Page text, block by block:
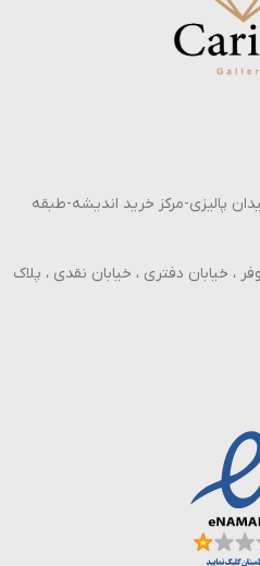
پالیزی-مرکز خرید اندیشه-طبقه
، خیابان دفتری ، خیابان نقدی ، پلاک